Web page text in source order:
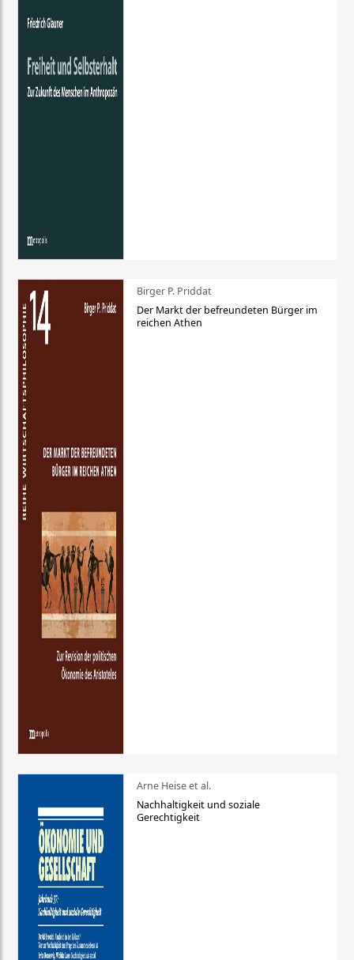
Birger P. Priddat
Der Markt der befreundeten Bürger im
reichen Athen
Arne Heise et al.
Nachhaltigkeit und soziale
Gerechtigkeit